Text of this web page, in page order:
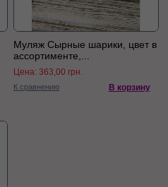
Муляж Сырные шарики, цвет в
ассортименте,...
Цена:363,00 грн.
К сравнению В корзину